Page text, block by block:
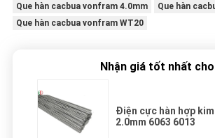
Que hàn cacbua vonfram 4.0mm
Que hàn
Que hàn cacbua vonfram WT20
Nhận giá tốt nhất cho
Điện cực hàn hợp
2.0mm 6063 6013